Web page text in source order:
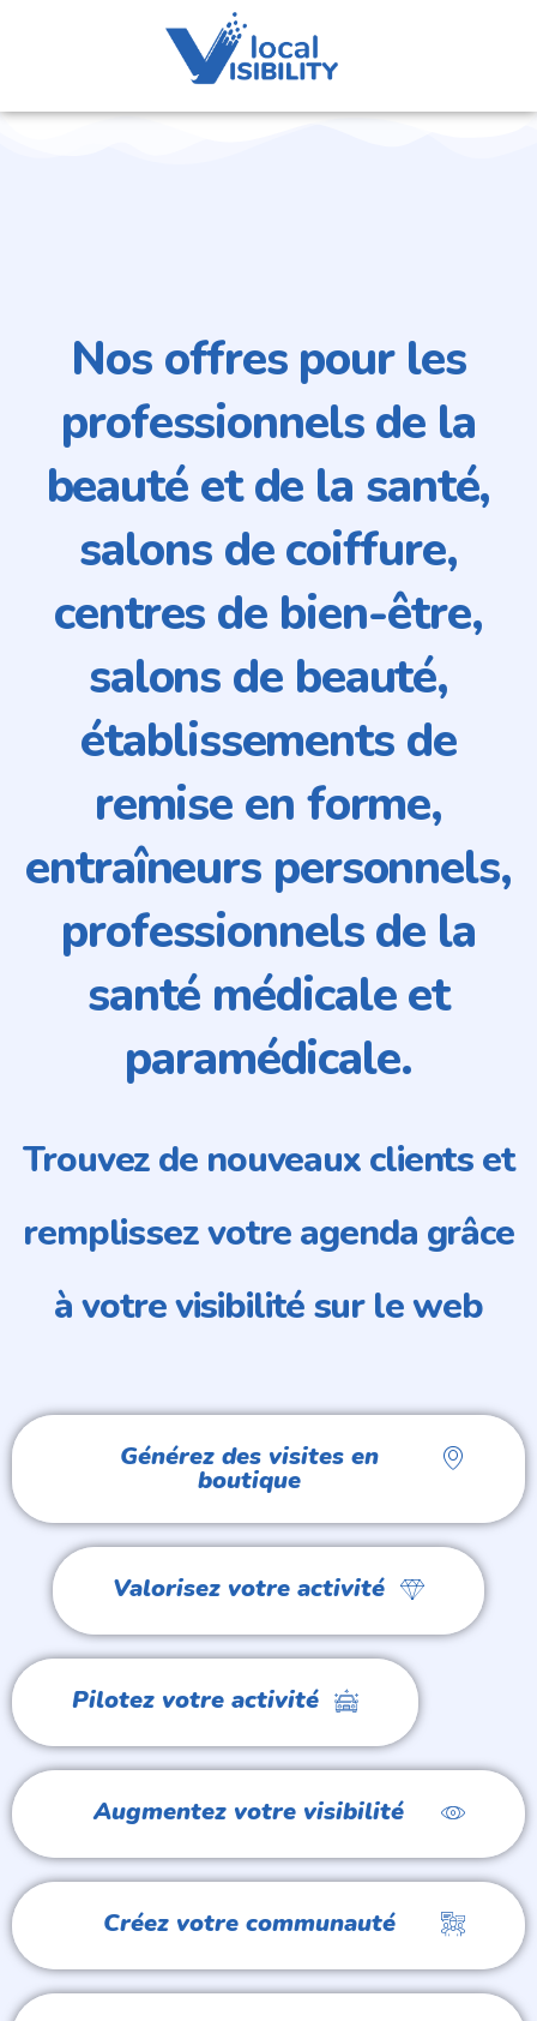
Nos offres pour les
professionnels de la
beauté et de la santé,
salons de coiffure,
centres de bien-être,
salons de beauté,
établissements de
remise en forme,
entraîneurs personnels,
professionnels de la
santé médicale et
paramédicale.
Trouvez de nouveaux clients et
remplissez votre agenda grâce
à votre visibilité sur le web
Générez des visites en
boutique
Valorisez votre activité
Pilotez votre activité
Augmentez votre visibilité
Créez votre communauté